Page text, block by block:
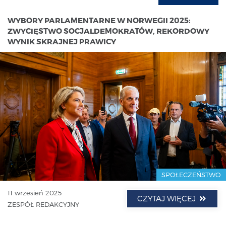
WYBORY PARLAMENTARNE W NORWEGII 2025:
ZWYCIĘSTWO SOCJALDEMOKRATÓW, REKORDOWY
WYNIK SKRAJNEJ PRAWICY
SPOŁECZEŃSTWO
11 wrzesień 2025
ZESPÓŁ REDAKCYJNY
CZYTAJ WIĘCEJ